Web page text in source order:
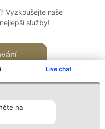
Live chat
na
Vyzkoušejte naše
služby!